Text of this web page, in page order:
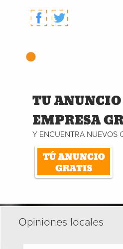
TU
EMPRESA
Y ENCUENTRA NUEVOS
Opiniones locales